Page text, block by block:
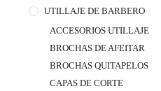
UTILLAJE DE BARBERO
ACCESORIOS UTILLAJE
BROCHAS DE AFEITAR
BROCHAS QUITAPELOS
CAPAS DE CORTE